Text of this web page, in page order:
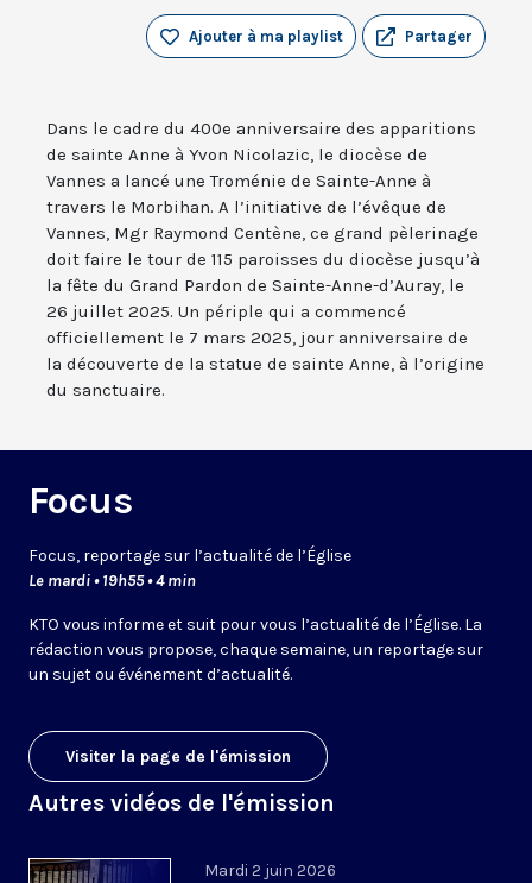
Partager
Ajouter à ma playlist
Dans le cadre du 400e anniversaire des apparitions
de sainte Anne à Yvon Nicolazic, le diocèse de
Vannes a lancé une Troménie de Sainte-Anne à
travers le Morbihan. A l’initiative de l’évêque de
Vannes, Mgr Raymond Centène, ce grand pèlerinage
doit faire le tour de 115 paroisses du diocèse jusqu’à
la fête du Grand Pardon de Sainte-Anne-d’Auray, le
26 juillet 2025. Un périple qui a commencé
officiellement le 7 mars 2025, jour anniversaire de
la découverte de la statue de sainte Anne, à l’origine
du sanctuaire.
Focus
Focus, reportage sur l’actualité de l’Église
Le mardi • 19h55 • 4 min
KTO vous informe et suit pour vous l’actualité de l’Église. La
rédaction vous propose, chaque semaine, un reportage sur
un sujet ou événement d’actualité.
Visiter la page de l'émission
Autres vidéos de l'émission
Mardi 2 juin 2026